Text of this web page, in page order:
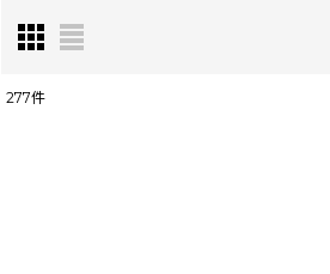
277件